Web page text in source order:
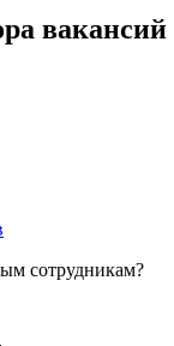
вакансий
сотрудникам?